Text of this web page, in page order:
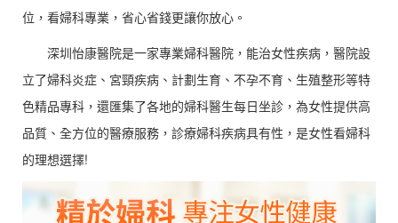
位，看婦科專業，省心省錢更讓你放心。
深圳怡康醫院是一家專業婦科醫院，能治女性疾病，醫院設
立了婦科炎症、宮頸疾病、計劃生育、不孕不育、生殖整形等特
色精品專科，還匯集了各地的婦科醫生每日坐診，為女性提供高
品質、全方位的醫療服務，診療婦科疾病具有性，是女性看婦科
的理想選擇!